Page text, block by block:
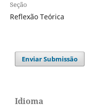
Seção
Reflexão Teórica
Enviar Submissão
Idioma